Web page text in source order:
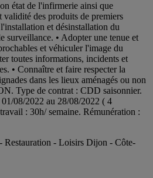
état de l'infirmerie ainsi que
validité des produits de premiers
et désinstallation du
surveillance. • Adopter une tenue et
et véhiculer l'image du
toutes informations, incidents et
• Connaître et faire respecter la
dans les lieux aménagés ou non
Type de contrat : CDD saisonnier.
08/2022 au 28/08/2022 ( 4
: 30h/ semaine. Rémunération :
Restauration - Loisirs Dijon - Côte-